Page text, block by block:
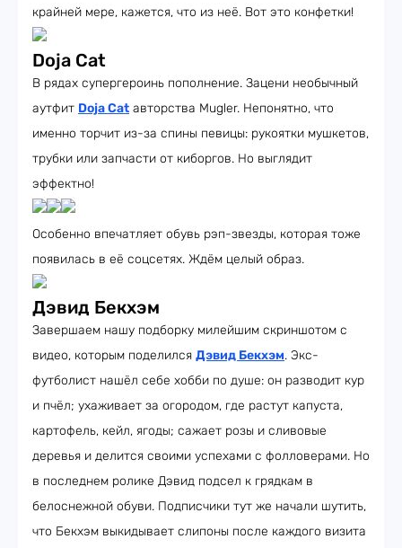
крайней мере, кажется, что из неё. Вот это конфетки!
Doja Cat
В рядах супергероинь пополнение. Зацени необычный
аутфит Doja Cat авторства Mugler. Непонятно, что
именно торчит из-за спины певицы: рукоятки мушкетов,
трубки или запчасти от киборгов. Но выглядит
эффектно!
Особенно впечатляет обувь рэп-звезды, которая тоже
появилась в её соцсетях. Ждём целый образ.
Дэвид Бекхэм
Завершаем нашу подборку милейшим скриншотом с
видео, которым поделился Дэвид Бекхэм. Экс-
футболист нашёл себе хобби по душе: он разводит кур
и пчёл; ухаживает за огородом, где растут капуста,
картофель, кейл, ягоды; сажает розы и сливовые
деревья и делится своими успехами с фолловерами. Но
в последнем ролике Дэвид подсел к грядкам в
белоснежной обуви. Подписчики тут же начали шутить,
что Бекхэм выкидывает слипоны после каждого визита